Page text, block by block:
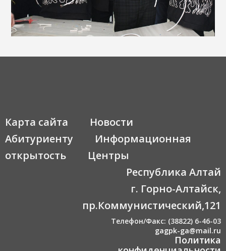
Карта сайта
Новости
Абитуриенту
Информационная
открытость
Центры
Республика Алтай
г. Горно-Алтайск,
пр.Коммунистический,121
Телефон/Факс: (38822) 6-46-03
gagpk-ga@mail.ru
Политика